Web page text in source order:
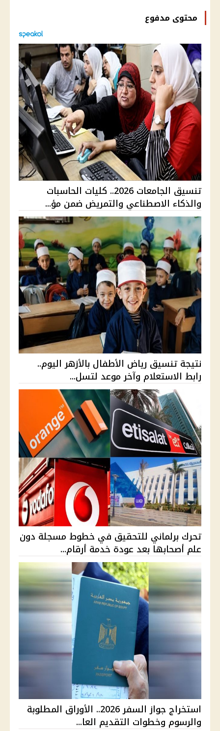
محتوى مدفوع
تنسيق الجامعات 2026.. كليات الحاسبات
والذكاء الاصطناعي والتمريض ضمن مؤ...
نتيجة تنسيق رياض الأطفال بالأزهر اليوم..
رابط الاستعلام وآخر موعد لتسل...
تحرك برلماني للتحقيق في خطوط مسجلة دون
علم أصحابها بعد عودة خدمة أرقام...
استخراج جواز السفر 2026.. الأوراق المطلوبة
والرسوم وخطوات التقديم العا...